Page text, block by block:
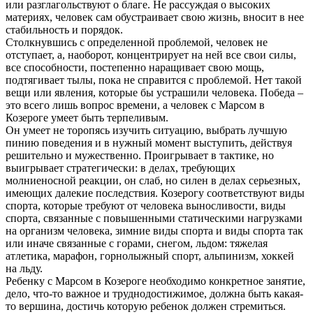
или разглагольствуют о благе. Не рассуждая о высоких
материях, человек сам обустраивает свою жизнь, вносит в нее
стабильность и порядок.
Столкнувшись с определенной проблемой, человек не
отступает, а, наоборот, концентрирует на ней все свои силы,
все способности, постепенно наращивает свою мощь,
подтягивает тылы, пока не справится с проблемой. Нет такой
вещи или явления, которые бы устрашили человека. Победа –
это всего лишь вопрос времени, а человек с Марсом в
Козероге умеет быть терпеливым.
Он умеет не торопясь изучить ситуацию, выбрать лучшую
пинию поведения и в нужный момент выступить, действуя
решительно и мужественно. Проигрывает в тактике, но
выигрывает стратегически: в делах, требующих
молниеносной реакции, он слаб, но силен в делах серьезных,
имеющих далекие последствия. Козерогу соответствуют виды
спорта, которые требуют от человека выносливости, виды
спорта, связанные с повышенными статическими нагрузками
на организм человека, зимние виды спорта и виды спорта так
или иначе связанные с горами, снегом, льдом: тяжелая
атлетика, марафон, горнолыжный спорт, альпинизм, хоккей
на льду.
Ребенку с Марсом в Козероге необходимо конкретное занятие,
дело, что-то важное и труднодостижимое, должна быть какая-
то вершина, достичь которую ребенок должен стремиться.